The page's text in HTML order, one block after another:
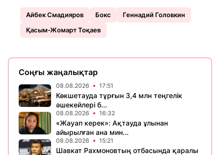
Айбек Смадияров Бокс
Геннадий Головкин
Қасым-Жомарт Тоқаев
Соңғы жаңалықтар
08.08.2026 17:51
Көкшетауда тұрғын 3,4 млн теңгелік
әшекейлері б...
08.08.2026 16:32
«Жауап керек»: Ақтауда ұлынан
айырылған ана мин...
08.08.2026 15:21
Шавкат Рахмоновтың отбасында қаралы